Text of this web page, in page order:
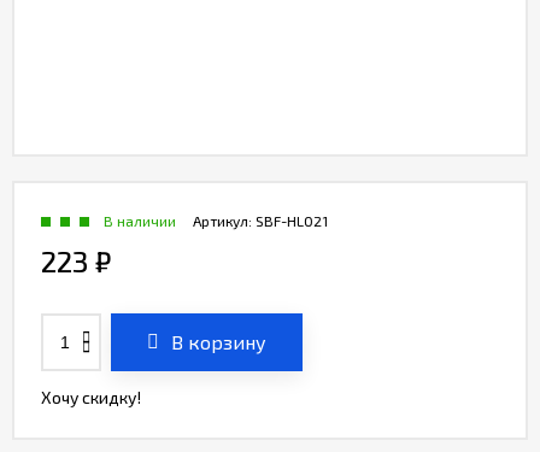
Артикул: SBF-HL021
В наличии
223 ₽
В корзину
Хочу скидку!